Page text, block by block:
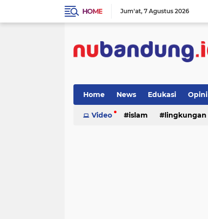
HOME Jum'at 7 Agustus 2026
Home News Edukasi Opini
Video islam lingkungan